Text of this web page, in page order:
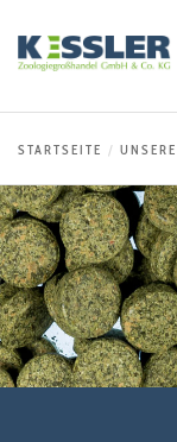
STARTSEITE